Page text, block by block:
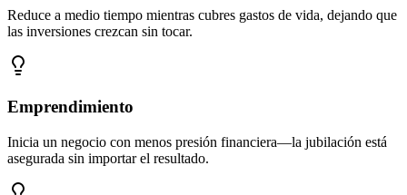
Reduce a medio tiempo mientras cubres gastos de vida, dejando que
las inversiones crezcan sin tocar.
Emprendimiento
Inicia un negocio con menos presión financiera—la jubilación está
asegurada sin importar el resultado.